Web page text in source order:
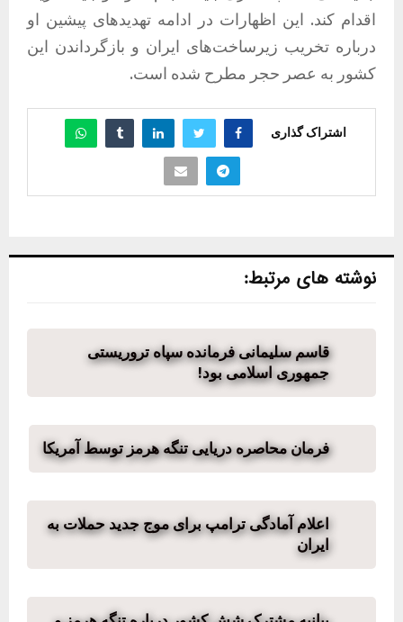
اقدام کند. این اظهارات در ادامه تهدیدهای پیشین او
درباره تخریب زیرساخت‌های ایران و بازگرداندن این
کشور به عصر حجر مطرح شده است.
اشتراک گذاری
نوشته های مرتبط:
قاسم سلیمانی فرمانده سپاه تروریستی
جمهوری اسلامی بود!
فرمان محاصره دریایی تنگه هرمز توسط آمریکا
اعلام آمادگی ترامپ برای موج جدید حملات به
ایران